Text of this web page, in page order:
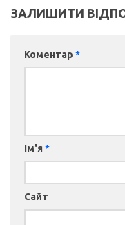
ЗАЛИШИТИ
Коментар *
Ім'я *
Сайт